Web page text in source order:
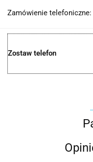
Zamówienie telefoniczne:
Zostaw telefon